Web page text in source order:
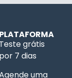
PLATAFORMA
Teste grátis
por 7 dias
uma